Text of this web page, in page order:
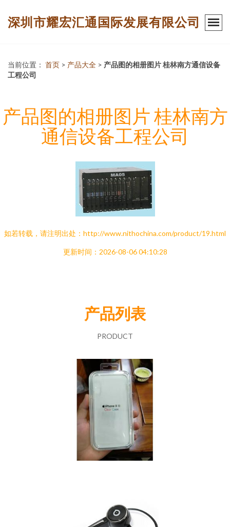
深圳市耀宏汇通国际发展有限公司
当前位置： 首页 > 产品大全 > 产品图的相册图片 桂林南方通信设备
工程公司
产品图的相册图片 桂林南方
通信设备工程公司
如若转载，请注明出处：http://www.nithochina.com/product/19.html
更新时间：2026-08-06 04:10:28
产品列表
PRODUCT